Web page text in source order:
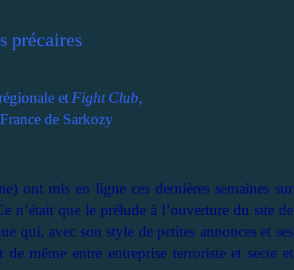
précaires
et Fight Club,
de Sarkozy
ont mis en ligne ces dernières semaines sur
n’était que le prélude à l’ouverture du site de
qui, avec son style de petites annonces et ses
même entre entreprise terroriste et secte et